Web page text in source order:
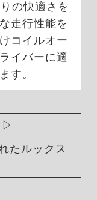
の快適さを
走行性能を
コイルオー
イバーに適
す。
たルックス